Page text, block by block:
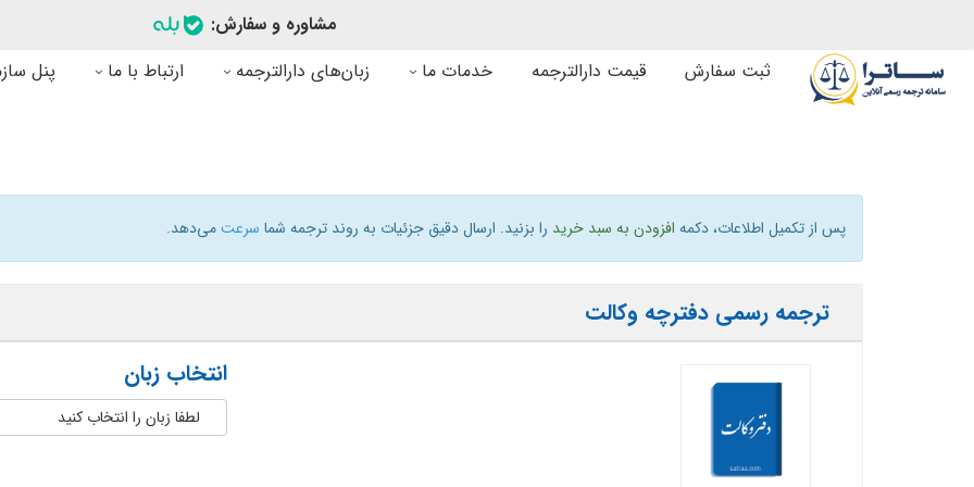
مشاوره و سفارش:
ثبت سفارش
قیمت دارالترجمه خدمات ما زبان‌های دارالترجمه ارتباط با ما پنل
پس از تکمیل اطلاعات، دکمه افزودن به سبد خرید را بزنید. ارسال دقیق جزئیات به روند ترجمه شما سرعتمی‌دهد.
ترجمه رسمی دفترچه وکالت
انتخاب زبان
لطفا زبان را انتخاب کنید